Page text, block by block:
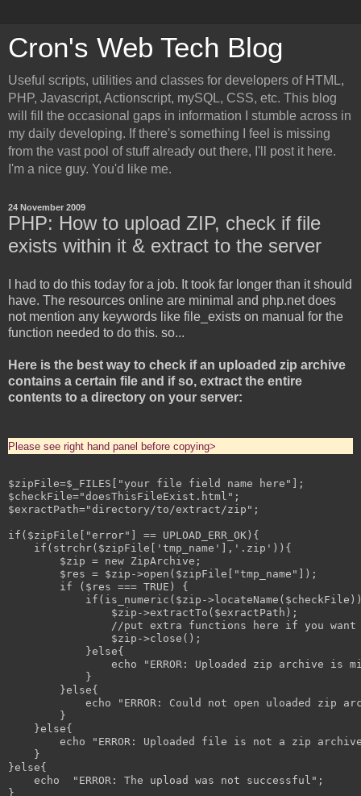
Cron's Web Tech Blog
Useful scripts, utilities and classes for developers of HTML,
PHP, Javascript, Actionscript, mySQL, CSS, etc. This blog
will fill the occasional gaps in information I stumble across in
my daily developing. If there's something I feel is missing
from the vast pool of stuff already out there, I'll post it here.
I'm a nice guy. You'd like me.
24 November 2009
PHP: How to upload ZIP, check if file
exists within it & extract to the server
I had to do this today for a job. It took far longer than it should
have. The resources online are minimal and php.net does
not mention any keywords like file_exists on manual for the
function needed to do this. so...
Here is the best way to check if an uploaded zip archive
contains a certain file and if so, extract the entire
contents to a directory on your server:
Please see right hand panel before copying>
$zipFile=$_FILES["your file field name here"];
$checkFile="doesThisFileExist.html";
$exractPath="directory/to/extract/zip";
if($zipFile["error"] == UPLOAD_ERR_OK){
    if(strchr($zipFile['tmp_name'],'.zip')){
        $zip = new ZipArchive;
        $res = $zip->open($zipFile["tmp_name"]);
        if ($res === TRUE) {
if(is_numeric($zip-
                $zip->extractTo($exractPath);
                //put extra functions here if you want
                $zip->close();
            }else{
echo "ERROR: Uploaded zip archive is
            }
        }else{
echo "ERROR: Could not open uloaded zip
        }
    }else{
echo "ERROR: Uploaded file is not a zip
    }
}else{
    echo  "ERROR: The upload was not successful";